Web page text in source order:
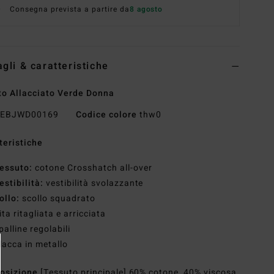
Consegna prevista a partire da8 agosto
& caratteristiche
Allacciato Verde Donna
EBJWD00169 Codice colore thw0
cotone Crosshatch all-over
vestibilità svolazzante
scollo squadrato
ritagliata e arricciata
regolabili
Placca in metallo